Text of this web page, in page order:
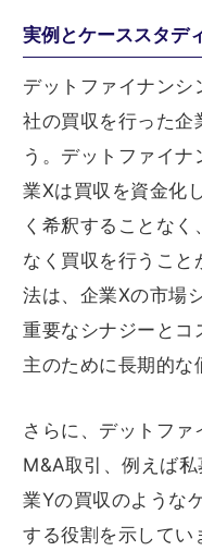
実例とケーススタデ
デットファイナンシ
社の買収を行った企
う。デットファイ
業Xは買収を資金化
く希釈することな
なく買収を行うこと
法は、企業Xの市場
重要なシナジーとコ
主のために長期的な
さらに、デットフ
M&A取引、例えば
業Yの買収のような
する役割を示してい